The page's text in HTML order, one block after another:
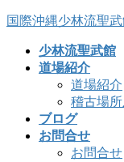
コ
ナ
国際沖縄少林流聖
少林流聖武館
道場紹介
道場紹介
稽古場
ブログ
お問合せ
お問合せ